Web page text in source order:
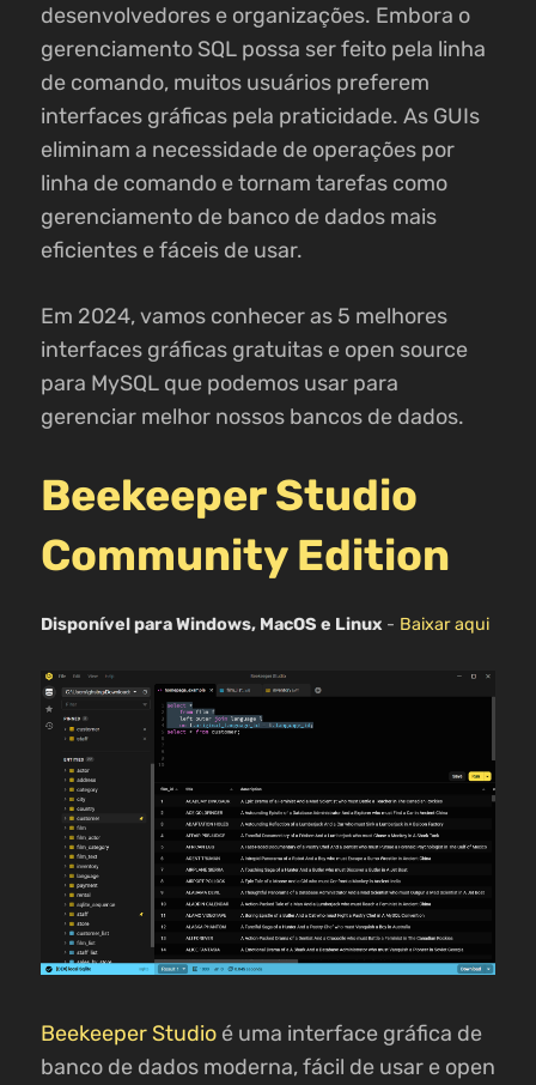
desenvolvedores e organizações. Embora o
gerenciamento SQL possa ser feito pela linha
de comando, muitos usuários preferem
interfaces gráficas pela praticidade. As GUIs
eliminam a necessidade de operações por
linha de comando e tornam tarefas como
gerenciamento de banco de dados mais
eficientes e fáceis de usar.
Em 2024, vamos conhecer as 5 melhores
interfaces gráficas gratuitas e open source
para MySQL que podemos usar para
gerenciar melhor nossos bancos de dados.
Beekeeper Studio
Community Edition
Disponível para Windows, MacOS e Linux - Baixar aqui
Beekeeper Studio é uma interface gráfica de
banco de dados moderna, fácil de usar e open